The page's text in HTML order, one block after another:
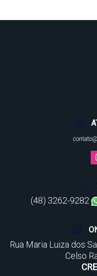
(48) 3262-9282
Rua Maria Luiza dos
Celso